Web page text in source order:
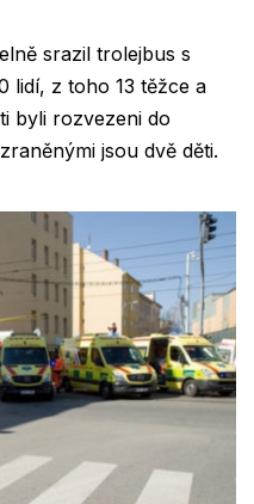
srazil trolejbus s
lidí, z toho 13 těžce a
byli rozvezeni do
jsou dvě děti.